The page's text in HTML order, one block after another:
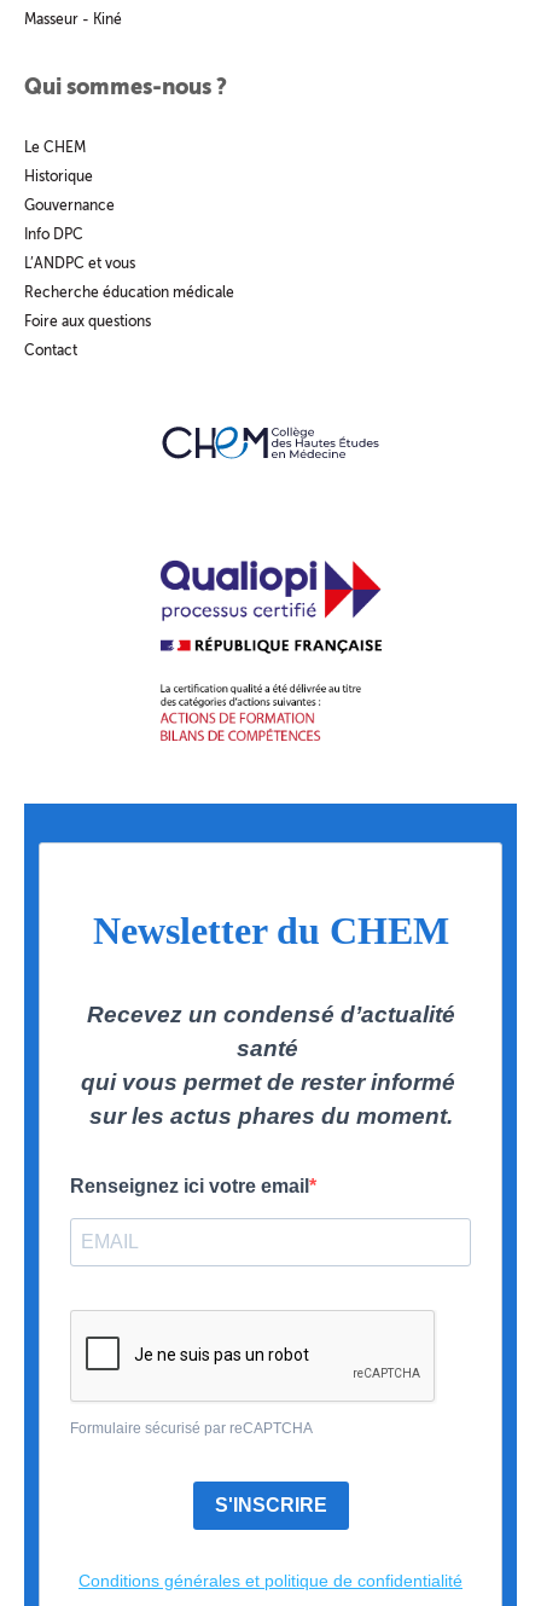
Masseur - Kiné
Qui sommes-nous ?
Le CHEM
Historique
Gouvernance
Info DPC
L’ANDPC et vous
Recherche éducation médicale
Foire aux questions
Contact
Newsletter du CHEM
Recevez un condensé d’actualité
santé
qui vous permet de rester informé
sur les actus phares du moment.
Renseignez ici votre email
Formulaire sécurisé par reCAPTCHA
S'INSCRIRE
Conditions générales et politique de confidentialité